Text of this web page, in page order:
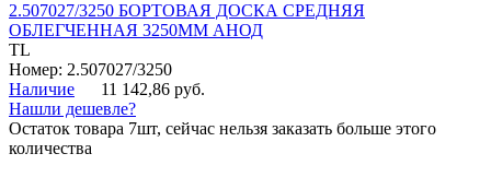
2.507027/3250 БОРТОВАЯ ДОСКА СРЕДНЯЯ
ОБЛЕГЧЕННАЯ 3250ММ АНОД
TL
Номер: 2.507027/3250
Наличие
11 142,86 руб.
Нашли дешевле?
Остаток товара 7шт, сейчас нельзя заказать больше этого
количества